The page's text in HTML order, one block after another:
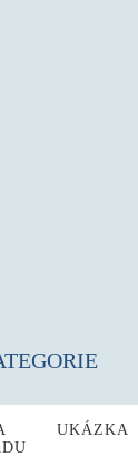
UKÁZKA